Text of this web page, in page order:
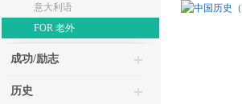
意大利语
FOR 老外
成功/励志
历史